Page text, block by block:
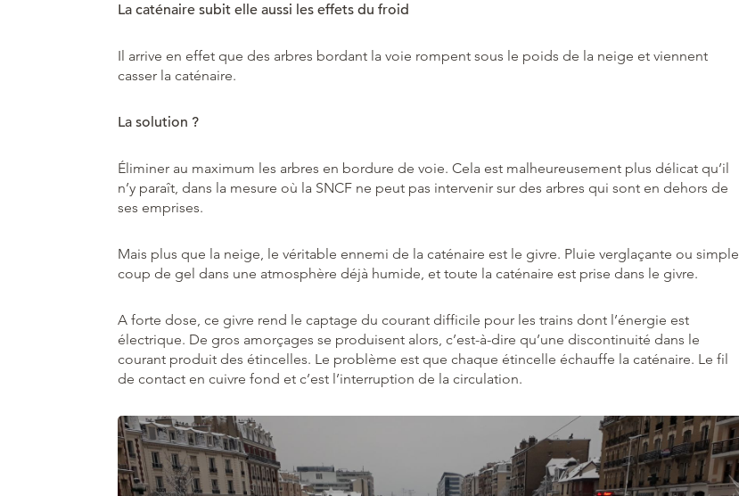
La caténaire subit elle aussi les effets du froid
Il arrive en effet que des arbres bordant la voie rompent sous le poids de la neige et viennent
casser la caténaire.
La solution ?
Éliminer au maximum les arbres en bordure de voie. Cela est malheureusement plus délicat qu’il
n’y paraît, dans la mesure où la SNCF ne peut pas intervenir sur des arbres qui sont en dehors de
ses emprises.
Mais plus que la neige, le véritable ennemi de la caténaire est le givre. Pluie verglaçante ou simple
coup de gel dans une atmosphère déjà humide, et toute la caténaire est prise dans le givre.
A forte dose, ce givre rend le captage du courant difficile pour les trains dont l’énergie est
électrique. De gros amorçages se produisent alors, c’est-à-dire qu’une discontinuité dans le
courant produit des étincelles. Le problème est que chaque étincelle échauffe la caténaire. Le fil
de contact en cuivre fond et c’est l’interruption de la circulation.